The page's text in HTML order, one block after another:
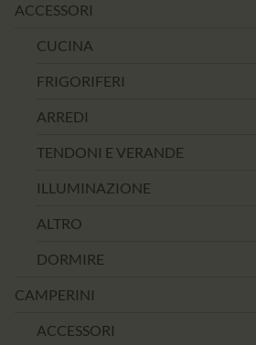
ACCESSORI
CUCINA
FRIGORIFERI
ARREDI
TENDONI E VERANDE
ILLUMINAZIONE
ALTRO
DORMIRE
CAMPERINI
ACCESSORI